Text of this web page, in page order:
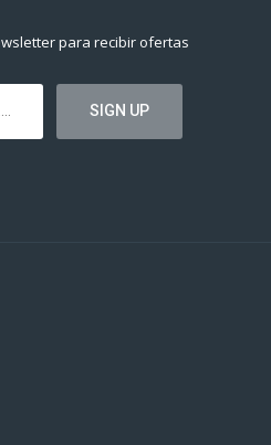
para recibir ofertas